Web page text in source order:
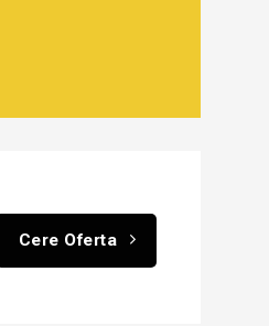
Cere Oferta